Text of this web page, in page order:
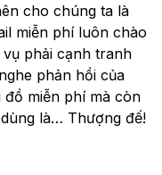
cho chúng ta là
miễn phí luôn chào
phải cạnh tranh
phản hồi của
đồ miễn phí mà còn
là… Thượng đế!